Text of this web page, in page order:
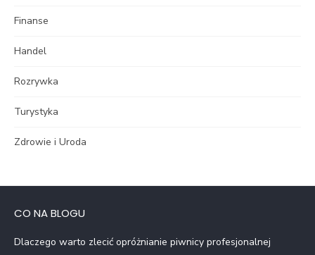
Finanse
Handel
Rozrywka
Turystyka
Zdrowie i Uroda
CO NA BLOGU
Dlaczego warto zlecić opróżnianie piwnicy profesjonalnej